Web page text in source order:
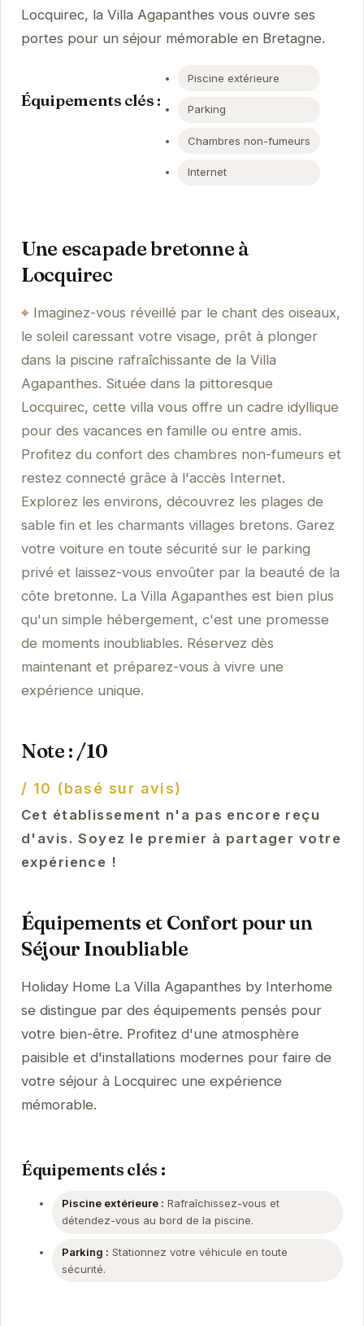
Locquirec, la Villa Agapanthes vous ouvre ses
portes pour un séjour mémorable en Bretagne.
Équipements clés :
Piscine extérieure
Parking
Chambres non-fumeurs
Internet
Une escapade bretonne à
Locquirec
Imaginez-vous réveillé par le chant des oiseaux,
le soleil caressant votre visage, prêt à plonger
dans la piscine rafraîchissante de la Villa
Agapanthes. Située dans la pittoresque
Locquirec, cette villa vous offre un cadre idyllique
pour des vacances en famille ou entre amis.
Profitez du confort des chambres non-fumeurs et
restez connecté grâce à l'accès Internet.
Explorez les environs, découvrez les plages de
sable fin et les charmants villages bretons. Garez
votre voiture en toute sécurité sur le parking
privé et laissez-vous envoûter par la beauté de la
côte bretonne. La Villa Agapanthes est bien plus
qu'un simple hébergement, c'est une promesse
de moments inoubliables. Réservez dès
maintenant et préparez-vous à vivre une
expérience unique.
Note : /10
/ 10 (basé sur avis)
Cet établissement n'a pas encore reçu
d'avis. Soyez le premier à partager votre
expérience !
Équipements et Confort pour un
Séjour Inoubliable
Holiday Home La Villa Agapanthes by Interhome
se distingue par des équipements pensés pour
votre bien-être. Profitez d'une atmosphère
paisible et d'installations modernes pour faire de
votre séjour à Locquirec une expérience
mémorable.
Équipements clés :
Piscine extérieure : Rafraîchissez-vous et
détendez-vous au bord de la piscine.
Parking : Stationnez votre véhicule en toute
sécurité.